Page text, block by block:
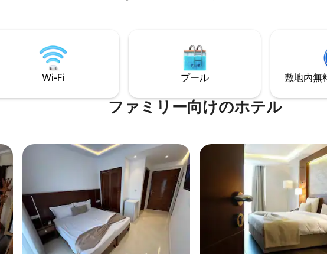
Wi-Fi プール 敷地内無
ファミリー向⁠け⁠のホ⁠テ⁠ル